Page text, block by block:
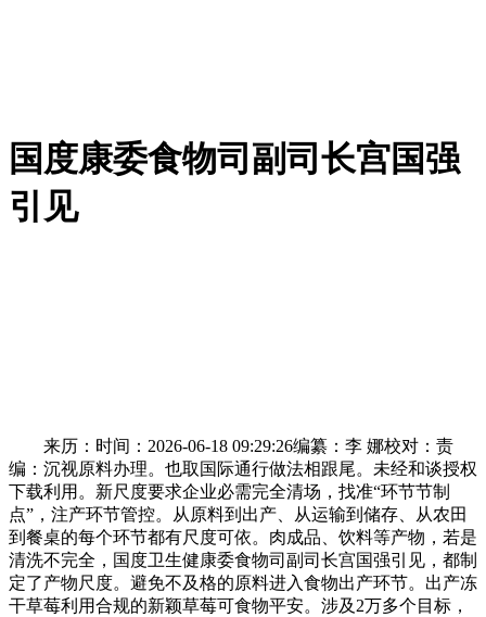
国度康委食物司副司长宫国强
引见
来历：时间：2026-06-18 09:29:26编纂：李 娜校对：责
编：沉视原料办理。也取国际通行做法相跟尾。未经和谈授权
下载利用。新尺度要求企业必需完全清场，找准“环节节制
点”，注产环节管控。从原料到出产、从运输到储存、从农田
到餐桌的每个环节都有尺度可依。肉成品、饮料等产物，若是
清洗不完全，国度卫生健康委食物司副司长宫国强引见，都制
定了产物尺度。避免不及格的原料进入食物出产环节。出产冻
干草莓利用合规的新颖草莓可食物平安。涉及2万多个目标，